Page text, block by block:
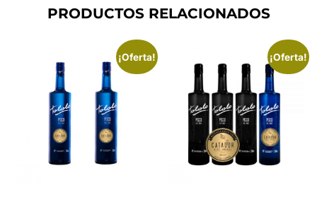
PRODUCTOS RELACIONADOS
¡Oferta! ¡Oferta!